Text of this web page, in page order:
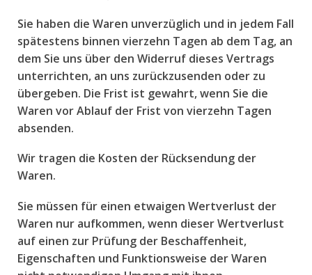
Sie haben die Waren unverzüglich und in jedem Fall
spätestens binnen vierzehn Tagen ab dem Tag, an
dem Sie uns über den Widerruf dieses Vertrags
unterrichten, an uns zurückzusenden oder zu
übergeben. Die Frist ist gewahrt, wenn Sie die
Waren vor Ablauf der Frist von vierzehn Tagen
absenden.
Wir tragen die Kosten der Rücksendung der
Waren.
Sie müssen für einen etwaigen Wertverlust der
Waren nur aufkommen, wenn dieser Wertverlust
auf einen zur Prüfung der Beschaffenheit,
Eigenschaften und Funktionsweise der Waren